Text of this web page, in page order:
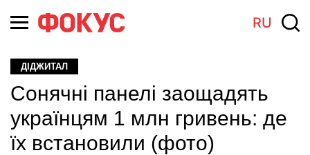
RU
ДІДЖИТАЛ
Сонячні панелі заощадять
українцям 1 млн гривень: де
їх встановили (фото)